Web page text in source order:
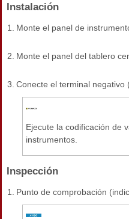
Instalación
1. Monte el panel de
2. Monte el panel del tablero
3. Conecte el terminal negativo
Ejecute la codificación de
instrumentos.
Inspección
1. Punto de comprobación